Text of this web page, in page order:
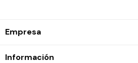
Empresa
Información